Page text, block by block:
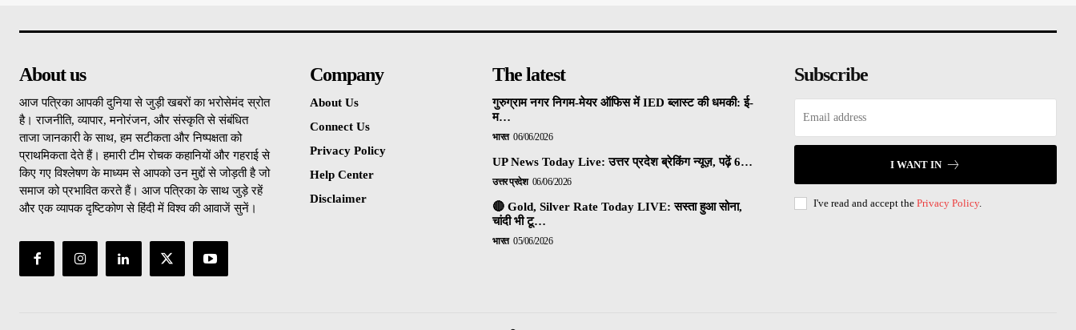
About us
आज पत्रिका आपकी दुनिया से जुड़ी खबरों का भरोसेमंद स्रोत
है। राजनीति, व्यापार, मनोरंजन, और संस्कृति से संबंधित
ताजा जानकारी के साथ, हम सटीकता और निष्पक्षता को
प्राथमिकता देते हैं। हमारी टीम रोचक कहानियों और गहराई से
किए गए विश्लेषण के माध्यम से आपको उन मुद्दों से जोड़ती है जो
समाज को प्रभावित करते हैं। आज पत्रिका के साथ जुड़े रहें
और एक व्यापक दृष्टिकोण से हिंदी में विश्व की आवाजें सुनें।
Company
About Us
Connect Us
Privacy Policy
Help Center
Disclaimer
The latest
गुरुग्राम नगर निगम-मेयर ऑफिस में IED ब्लास्ट की धमकी: ई-
म…
भारत 06/06/2026
UP News Today Live: उत्तर प्रदेश ब्रेकिंग न्यूज़, पढ़ें 6…
उत्तर प्रदेश 06/06/2026
🔴 Gold, Silver Rate Today LIVE: सस्ता हुआ सोना,
चांदी भी टू…
भारत 05/06/2026
Subscribe
I WANT IN
I've read and accept the Privacy Policy.